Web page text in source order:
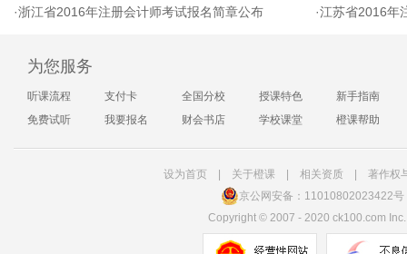
·浙江省2016年注册会计师考试报名简章公布 ·江苏省2016年
为您服务
听课流程 支付卡 全国分校 授课特色
新手指南
免费试听
我要报名 财会书店 学校课堂 橙课帮助
设为首页| 关于橙课| 相关资质
著作权
京公网安备：11010802023422号
Copyright ©2007 - 2020 ck100.com